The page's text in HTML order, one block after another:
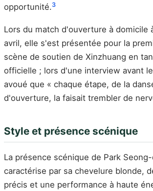
opportunité.3
Lors du match d'ouverture à domicile
avril, elle s'est présentée pour la
scène de soutien de Xinzhuang en
officielle ; lors d'une interview avant
avoué que « chaque étape, de la
d'ouverture, la faisait trembler de
Style et présence scénique
La présence scénique de Park
caractérise par sa chevelure blonde,
précis et une performance à haute